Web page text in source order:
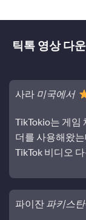
틱톡 영상 다
사라 미국에서
TikTokio는 게임
더를 사용해왔
TikTok 비디오
파이잔파키스